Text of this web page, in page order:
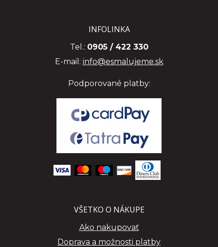
INFOLINKA
Tel.: 0905 / 422 330
E-mail: info@esmalujeme.sk
Podporované platby:
VŠETKO O NÁKUPE
Ako nakupovať
Doprava a možnosti platby